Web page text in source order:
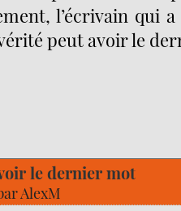
l’écrivain qui
peut avoir le
le dernier mot
AlexM